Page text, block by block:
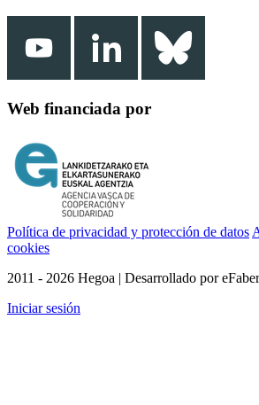
Web financiada por
Política de privacidad y protección de datos
cookies
2011 - 2026 Hegoa | Desarrollado por eFaber
Iniciar sesión